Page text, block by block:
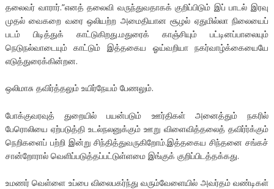
தலைவர் வாரார்.”எனத் தலைவி வருந்துவதாகக் குறிப்பிடும் இப் பாடல் இரவு
முதல் வைகறை வரை ஒலியற்ற அமைதியான சூழல் ஏதுமில்லா நிலையைப்
படம் பிடித்துக் காட்டுகிறது.மதுரைக் காஞ்சியும் பட்டினப்பாலையும்
நெடுநல்வாடையும் காட்டும் இத்தகைய ஓய்வறியா நகர்வாழ்க்கையையே
எடுத்துரைக்கின்றன.
ஒலிமாசு தவிர்த்தலும் உயிர்நேயம் பேணலும்.
போக்குவரவுத் துறையில் பயன்படும் ஊர்திகள் அனைத்தும் நகரில்
பேரொலியை ஏற்படுத்தி உடல்நலனுக்கும் ஊறு விளைவித்தலைத் தவிர்ர்க்கும்
நெறிகளைப் பற்றி இன்று சிந்தித்துவருகிறோம்.இத்தகைய சிந்தனை சங்கச்
சான்றோரால் வெளிப்படுத்தப்பட்டுள்ளமை இங்குக் குறிப்பிடத்தக்கது.
உமணர் வெள்ளை உப்பை விலைபகர்ந்து வரும்வேளையில் அவர்தம் வண்டிகள்